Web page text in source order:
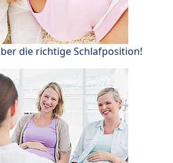
die richtige Schlafposition!